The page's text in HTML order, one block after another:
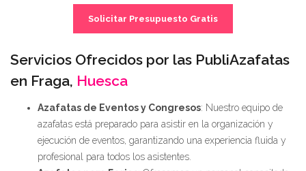
Solicitar Presupuesto Gratis
Servicios Ofrecidos por las PubliAzafatas
en Fraga, Huesca
Azafatas de Eventos y Congresos: Nuestro equipo de
azafatas está preparado para asistir en la organización y
ejecución de eventos, garantizando una experiencia fluida y
profesional para todos los asistentes.